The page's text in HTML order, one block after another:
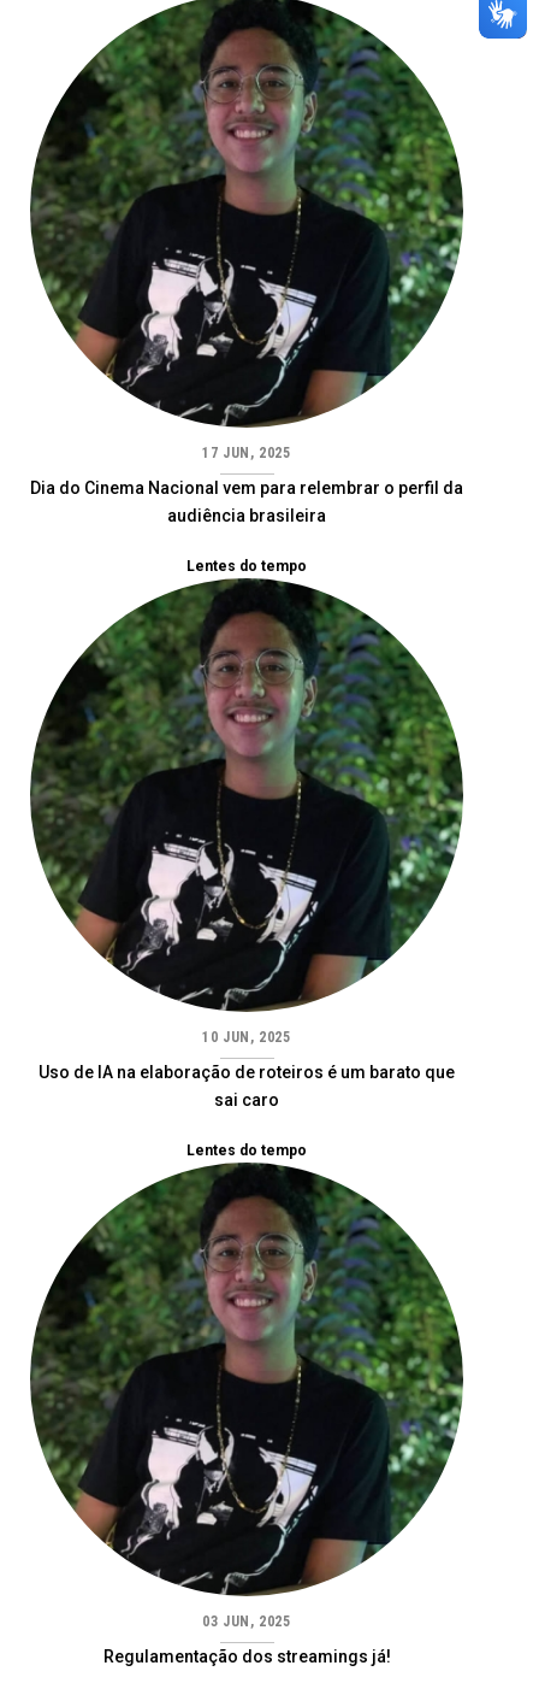
17 JUN, 2025
Dia do Cinema Nacional vem para relembrar o perfil da
audiência brasileira
Lentes do tempo
10 JUN, 2025
Uso de IA na elaboração de roteiros é um barato que
sai caro
Lentes do tempo
03 JUN, 2025
Regulamentação dos streamings já!